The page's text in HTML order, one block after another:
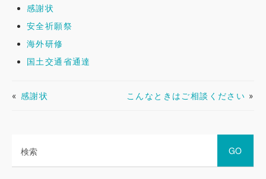
感謝状
安全祈願祭
海外研修
国土交通省通達
« 感謝状 こんなときはご相談ください »